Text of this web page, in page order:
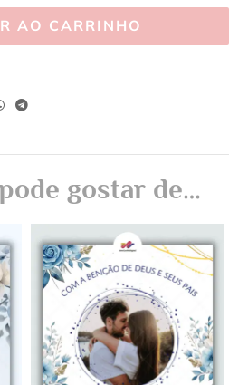
AO CARRINHO
gostar de…